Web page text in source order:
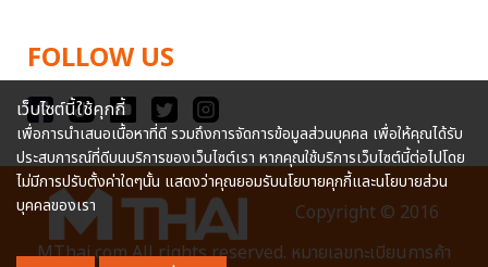
FOLLOW US
Copyright © 2016
MThai.com All rights reserved. หมายเลขทะเบียนการค้า
เว็บไซต์นี้ใช้คุกกี้
เพื่อการนำเสนอเนื้อหาที่ดี รวมถึงการจัดการข้อมูลส่วนบุคคล เพื่อให้คุณได้รับ
ประสบการณ์ที่ดีบนบริการของเว็บไซต์เรา หากคุณใช้บริการเว็บไซต์นี้ต่อไปโดย
ไม่มีการปรับตั้งค่าใดๆนั้น แสดงว่าคุณยอมรับนโยบายคุกกี้และนโยบายส่วน
บุคคลของเรา